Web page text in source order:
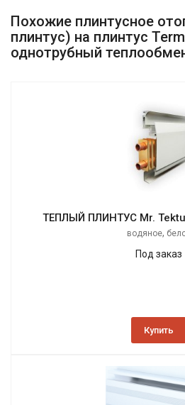
Похожие плинтусное
плинтус) на плинтус
однотрубный
ТЕПЛЫЙ ПЛИНТУС Mr.
водяное,
Под заказ
Купить